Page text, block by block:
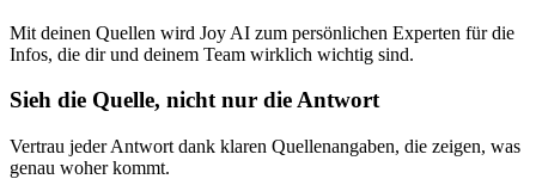
Mit deinen Quellen wird Joy AI zum persönlichen Experten für die
Infos, die dir und deinem Team wirklich wichtig sind.
Sieh die Quelle, nicht nur die Antwort
Vertrau jeder Antwort dank klaren Quellenangaben, die zeigen, was
genau woher kommt.